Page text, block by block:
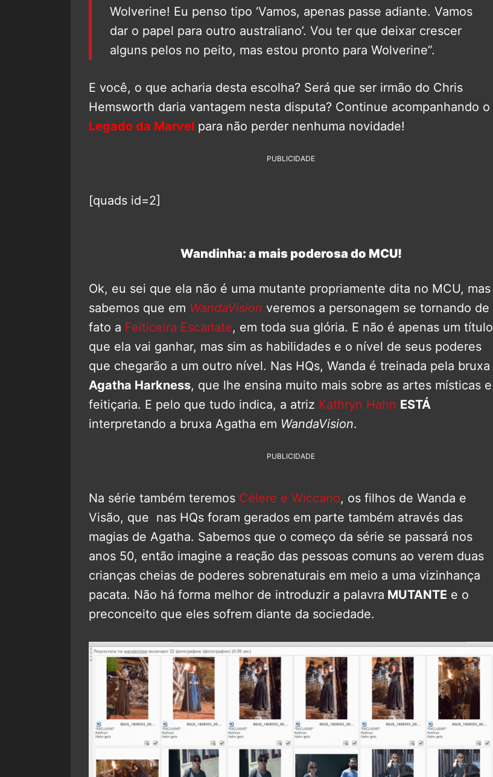
Wolverine! Eu penso tipo ‘Vamos, apenas passe adiante. Vamos
dar o papel para outro australiano’. Vou ter que deixar crescer
alguns pelos no peito, mas estou pronto para Wolverine”.
E você, o que acharia desta escolha? Será que ser irmão do Chris
Hemsworth daria vantagem nesta disputa? Continue acompanhando o
Legado da Marvel para não perder nenhuma novidade!
PUBLICIDADE
[quads id=2]
Wandinha: a mais poderosa do MCU!
Ok, eu sei que ela não é uma mutante propriamente dita no MCU, mas
sabemos que em WandaVision veremos a personagem se tornando de
fato a Feiticeira Escarlate, em toda sua glória. E não é apenas um título
que ela vai ganhar, mas sim as habilidades e o nível de seus poderes
que chegarão a um outro nível. Nas HQs, Wanda é treinada pela bruxa
Agatha Harkness, que lhe ensina muito mais sobre as artes místicas e
feitiçaria. E pelo que tudo indica, a atriz Kathryn Hahn ESTÁ
interpretando a bruxa Agatha em WandaVision.
PUBLICIDADE
Na série também teremos Célere e Wiccano, os filhos de Wanda e
Visão, que nas HQs foram gerados em parte também através das
magias de Agatha. Sabemos que o começo da série se passará nos
anos 50, então imagine a reação das pessoas comuns ao verem duas
crianças cheias de poderes sobrenaturais em meio a uma vizinhança
pacata. Não há forma melhor de introduzir a palavra MUTANTE e o
preconceito que eles sofrem diante da sociedade.